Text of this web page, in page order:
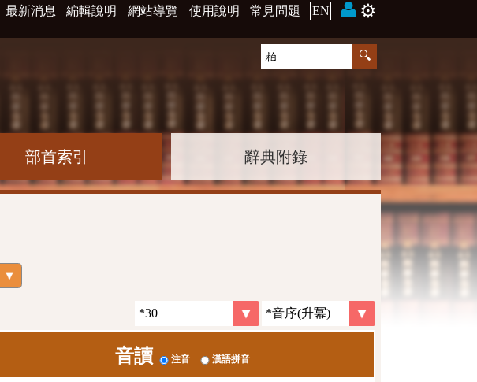
最新消息 編輯說明 網站導覽 使用說明 常見問題 EN ⚙️
部首索引 辭典附錄
音讀 注音 漢語拼音